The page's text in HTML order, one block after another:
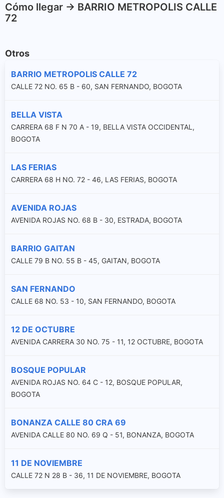
Cómo llegar -> BARRIO METROPOLIS CALLE
72
Otros
BARRIO METROPOLIS CALLE 72
CALLE 72 NO. 65 B - 60, SAN FERNANDO, BOGOTA
BELLA VISTA
CARRERA 68 F N 70 A - 19, BELLA VISTA OCCIDENTAL,
BOGOTA
LAS FERIAS
CARRERA 68 H NO. 72 - 46, LAS FERIAS, BOGOTA
AVENIDA ROJAS
AVENIDA ROJAS NO. 68 B - 30, ESTRADA, BOGOTA
BARRIO GAITAN
CALLE 79 B NO. 55 B - 45, GAITAN, BOGOTA
SAN FERNANDO
CALLE 68 NO. 53 - 10, SAN FERNANDO, BOGOTA
12 DE OCTUBRE
AVENIDA CARRERA 30 NO. 75 - 11, 12 OCTUBRE, BOGOTA
BOSQUE POPULAR
AVENIDA ROJAS NO. 64 C - 12, BOSQUE POPULAR,
BOGOTA
BONANZA CALLE 80 CRA 69
AVENIDA CALLE 80 NO. 69 Q - 51, BONANZA, BOGOTA
11 DE NOVIEMBRE
CALLE 72 N 28 B - 36, 11 DE NOVIEMBRE, BOGOTA